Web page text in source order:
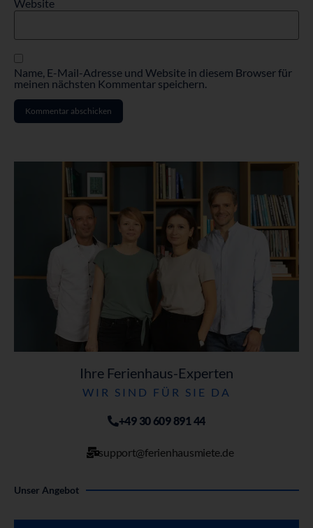
Website
Name, E-Mail-Adresse und Website in diesem Browser für
meinen nächsten Kommentar speichern.
Ihre Ferienhaus-Experten
WIR SIND FÜR SIE DA
+49 30 609 891 44
support@ferienhausmiete.de
Unser Angebot